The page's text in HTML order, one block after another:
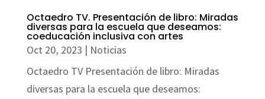
Octaedro TV. Presentación de libro: Miradas
diversas para la escuela que deseamos:
coeducación inclusiva con artes
Oct 20, 2023 | Noticias
Octaedro TV Presentación de libro: Miradas
diversas para la escuela que deseamos: